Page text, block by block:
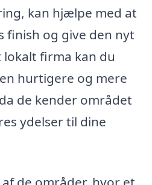
kan hjælpe med at
finish og give den nyt
firma kan du
hurtigere og mere
de kender området
ydelser til dine